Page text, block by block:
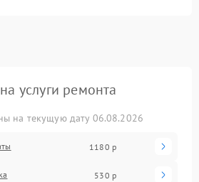
услуги ремонта
на текущую дату 06.08.2026
1180 р
530 р